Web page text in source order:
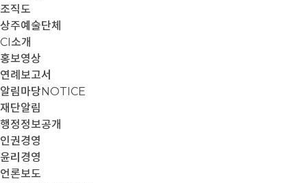
조직도
상주예술단체
CI소개
홍보영상
연례보고서
알림마당NOTICE
재단알림
행정정보공개
인권경영
윤리경영
언론보도